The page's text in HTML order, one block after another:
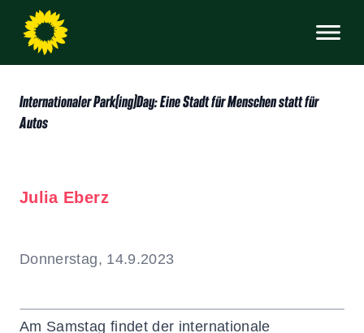
Internationaler Park(ing)Day: Eine Stadt für Menschen statt für
Autos
Julia Eberz
Donnerstag, 14.9.2023
Am Samstag findet der internationale